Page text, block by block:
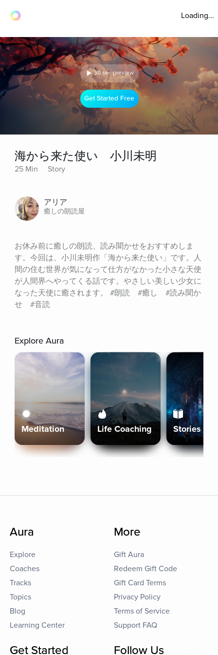
Loading...
30 sec preview
Get Started Free
海から来た使い 小川未明
25 Min Story
アリア
癒しの朗読屋
お休み前に癒しの朗読、読み聞かせをおすすめしま
す。今回は、小川未明作「海から来た使い」です。人
間の住む世界が気になって仕方がなかった小さな天使
が人間界へやってくる話です。やさしい美しい少女に
なった天使に癒されます。 #朗読　#癒し　#読み聞か
せ　#音読
Explore Aura
Meditation Life Coaching Stories
Aura
Explore
Coaches
Tracks
Topics
Blog
Learning Center
More
Gift Aura
Redeem Gift Code
Gift Card Terms
Privacy Policy
Terms of Service
Support FAQ
Get Started Follow Us